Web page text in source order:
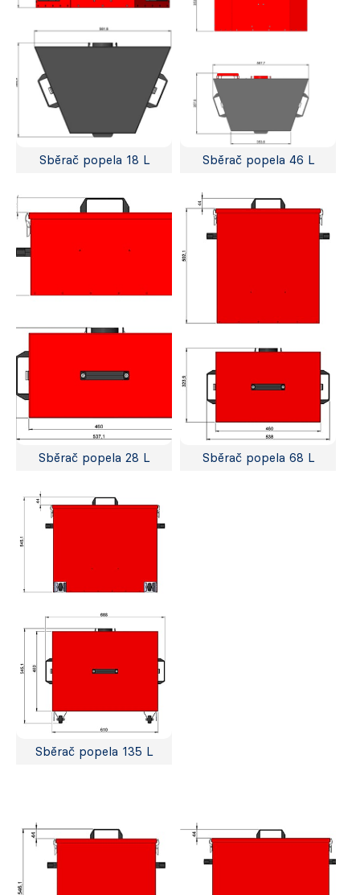
Sběrač popela 18 L Sběrač popela 46 L
Sběrač popela 28 L Sběrač popela 68 L
Sběrač popela 135 L